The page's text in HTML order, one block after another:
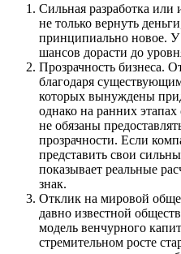
Сильная разработка или
не только вернуть
принципиально новое.
шансов дорасти до
Прозрачность бизнеса.
благодаря
которых вынуждены
однако на ранних
не обязаны
прозрачности. Если
представить свои
показывает реальные
знак.
Отклик на мировой
давно известной
модель венчурного
стремительном росте